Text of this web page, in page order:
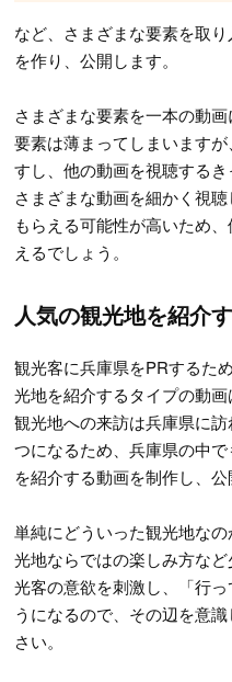
など、さまざまな要素を取
を作り、公開します。
さまざまな要素を一本の動
要素は薄まってしまいます
すし、他の動画を視聴するき
さまざまな動画を細かく視
もらえる可能性が高いため
えるでしょう。
人気の観光地を紹介
観光客に兵庫県をPRするた
光地を紹介するタイプの動画
観光地への来訪は兵庫県に
つになるため、兵庫県の中
を紹介する動画を制作し、公
単純にどういった観光地な
光地ならではの楽しみ方な
光客の意欲を刺激し、「行
うになるので、その辺を意
さい。